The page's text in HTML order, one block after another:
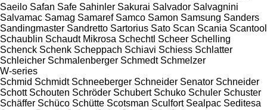
Saeilo Safan Safe Sahinler Sakurai Salvador Salvagnini
Salvamac Samag Samaref Samco Samon Samsung Sanders
Sandingmaster Sandretto Sartorius Sato Scan Scania Scantool
Schaublin Schaudt Mikrosa Schechtl Scheer Schelling
Schenck Schenk Scheppach Schiavi Schiess Schlatter
Schleicher Schmalenberger Schmedt Schmelzer
W-series
Schmid Schmidt Schneeberger Schneider Senator Schneider
Schott Schouten Schröder Schubert Schuko Schuler Schuster
Schäffer Schüco Schütte Scotsman Sculfort Sealpac Seditesa